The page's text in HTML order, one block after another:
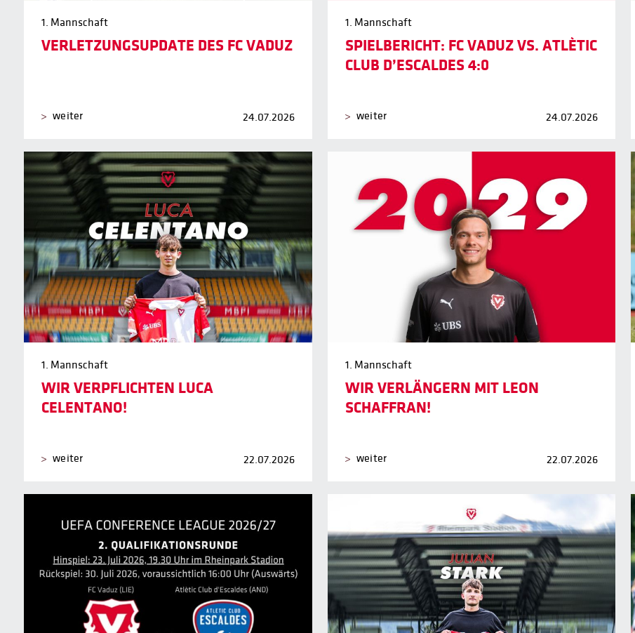
1. Mannschaft
VERLETZUNGSUPDATE DES FC VADUZ
weiter 24.07.2026
1. Mannschaft
SPIELBERICHT: FC VADUZ VS. ATLÈTIC
CLUB D’ESCALDES 4:0
weiter 24.07.2026
1. Mannschaft
WIR VERPFLICHTEN LUCA
CELENTANO!
weiter 22.07.2026
1. Mannschaft
WIR VERLÄNGERN MIT LEON
SCHAFFRAN!
weiter 22.07.2026